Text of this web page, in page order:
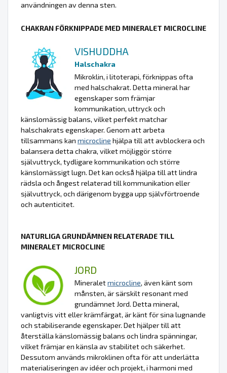
användningen av denna sten.
CHAKRAN FÖRKNIPPADE MED MINERALET MICROCLINE
VISHUDDHA
Halschakra
Mikroklin, i litoterapi, förknippas ofta
med halschakrat. Detta mineral har
egenskaper som främjar
kommunikation, uttryck och
känslomässig balans, vilket perfekt matchar
halschakrats egenskaper. Genom att arbeta
tillsammans kan microcline hjälpa till att avblockera och
balansera detta chakra, vilket möjliggör större
självuttryck, tydligare kommunikation och större
känslomässigt lugn. Det kan också hjälpa till att lindra
rädsla och ångest relaterad till kommunikation eller
självuttryck, och därigenom bygga upp självförtroende
och autenticitet.
NATURLIGA GRUNDÄMNEN RELATERADE TILL
MINERALET MICROCLINE
JORD
Mineraletmicrocline, även känt som
månsten, är särskilt resonant med
grundämnet Jord. Detta mineral,
vanligtvis vitt eller krämfärgat, är känt för sina lugnande
och stabiliserande egenskaper. Det hjälper till att
återställa känslomässig balans och lindra spänningar,
vilket främjar en känsla av stabilitet och säkerhet.
Dessutom används mikroklinen ofta för att underlätta
materialiseringen av idéer och projekt, i harmoni med